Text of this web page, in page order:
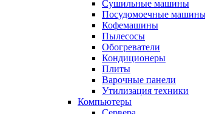
Сушильные машины
Посудомоечные
Кофемашины
Пылесосы
Обогреватели
Кондиционеры
Плиты
Варочные панели
Утилизация техники
Компьютеры